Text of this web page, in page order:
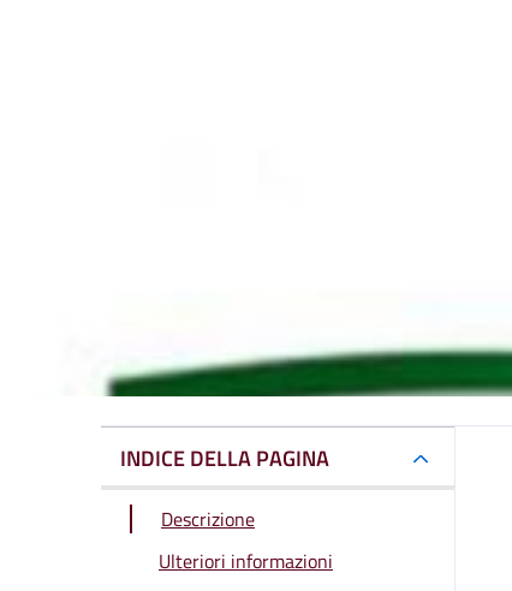
INDICE DELLA PAGINA
Descrizione
Ulteriori informazioni